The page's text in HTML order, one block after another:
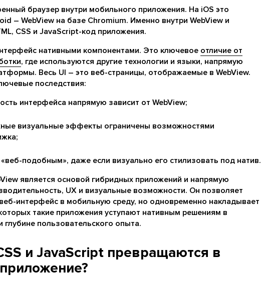
браузер внутри мобильного приложения. На iOS это
– WebView на базе Chromium. Именно внутри WebView и
CSS и JavaScript-код приложения.
нативными компонентами. Это ключевое отличие от
, где используются другие технологии и языки, напрямую
Весь UI – это веб-страницы, отображаемые в WebView.
последствия:
интерфейса напрямую зависит от WebView;
визуальные эффекты ограничены возможностями
«веб-подобным», даже если визуально его стилизовать под натив.
является основой гибридных приложений и напрямую
UX и визуальные возможности. Он позволяет
интерфейс в мобильную среду, но одновременно накладывает
такие приложения уступают нативным решениям в
глубине пользовательского опыта.
и JavaScript превращаются в